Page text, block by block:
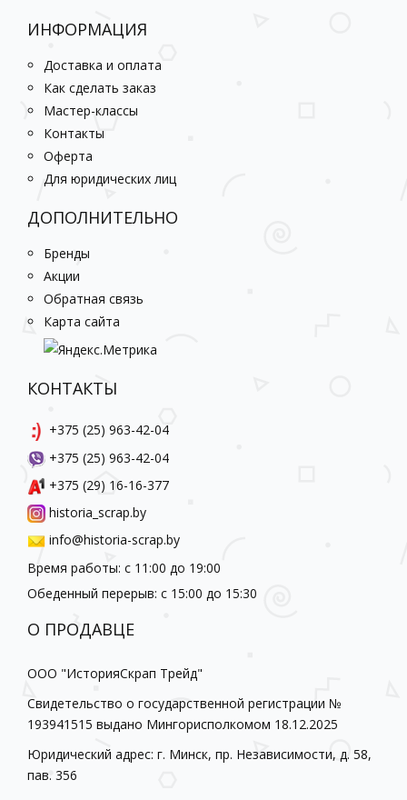
ИНФОРМАЦИЯ
Доставка и оплата
Как сделать заказ
Мастер-классы
Контакты
Оферта
Для юридических лиц
ДОПОЛНИТЕЛЬНО
Бренды
Акции
Обратная связь
Карта сайта
КОНТАКТЫ
+375 (25) 963-42-04
+375 (25) 963-42-04
+375 (29) 16-16-377
historia_scrap.by
info@historia-scrap.by
Время работы: с 11:00 до 19:00
Обеденный перерыв: с 15:00 до 15:30
О ПРОДАВЦЕ
ООО "ИсторияСкрап Трейд"
Свидетельство о государственной регистрации №
193941515 выдано Мингорисполкомом 18.12.2025
Юридический адрес: г. Минск, пр. Независимости, д. 58,
пав. 356